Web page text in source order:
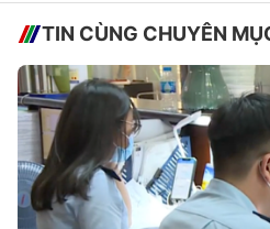
TIN CÙNG CHUYÊN